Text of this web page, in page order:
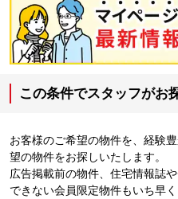
この条件でスタッフがお
お客様のご希望の物件を、経験
望の物件をお探しいたします。
広告掲載前の物件、住宅情報誌
できない会員限定物件もいち早く